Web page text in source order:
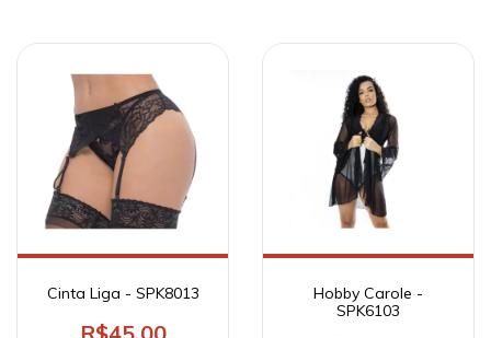
Cinta Liga - SPK8013
R$45,00
Hobby Carole -
SPK6103